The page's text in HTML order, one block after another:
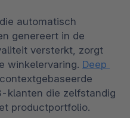
die automatisch
genereert in de
versterkt, zorgt
winkelervaring. Deep
klanten die zelfstandig
productportfolio.